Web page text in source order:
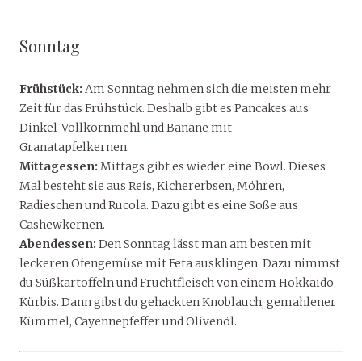
Sonntag
Frühstück: Am Sonntag nehmen sich die meisten mehr
Zeit für das Frühstück. Deshalb gibt es Pancakes aus
Dinkel-Vollkornmehl und Banane mit
Granatapfelkernen.
Mittagessen: Mittags gibt es wieder eine Bowl. Dieses
Mal besteht sie aus Reis, Kichererbsen, Möhren,
Radieschen und Rucola. Dazu gibt es eine Soße aus
Cashewkernen.
Abendessen: Den Sonntag lässt man am besten mit
leckeren Ofengemüse mit Feta ausklingen. Dazu nimmst
du Süßkartoffeln und Fruchtfleisch von einem Hokkaido-
Kürbis. Dann gibst du gehackten Knoblauch, gemahlener
Kümmel, Cayennepfeffer und Olivenöl.